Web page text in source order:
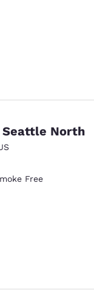
North
Free